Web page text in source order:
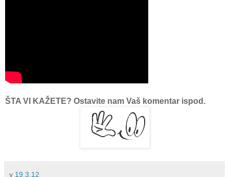
ŠTA VI KAŽETE? Ostavite nam Vaš komentar ispod.
у 19.3.12